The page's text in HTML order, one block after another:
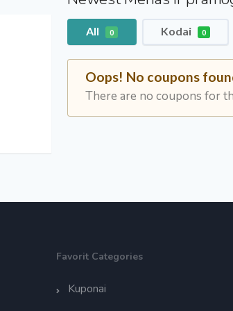
All 0 Kodai 0
Oops! No coupons
There are no coupons for
Favorit Categories
Kuponai